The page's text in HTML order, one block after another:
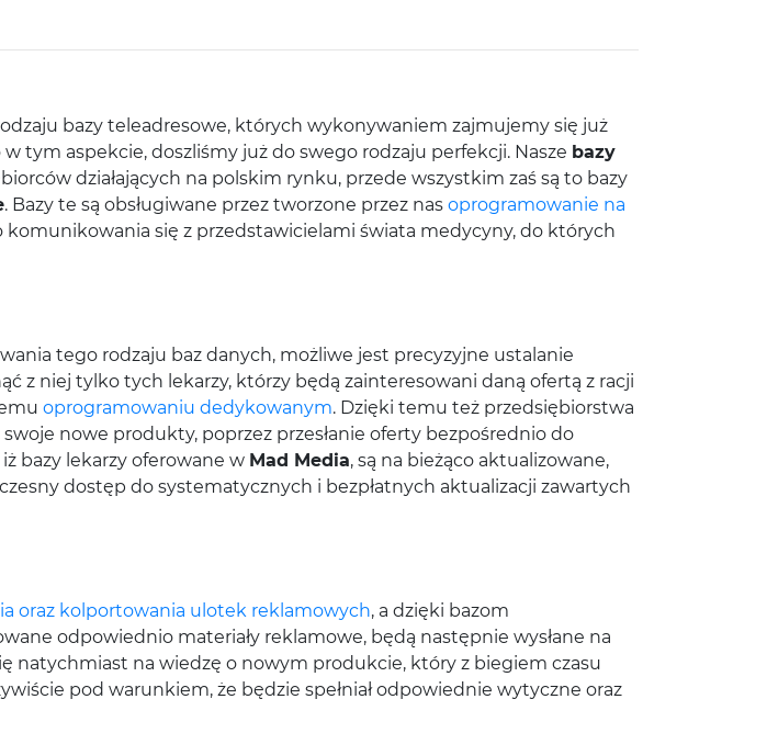
bazy teleadresowe, których wykonywaniem zajmujemy się już
tym aspekcie, doszliśmy już do swego rodzaju perfekcji. Nasze bazy
działających na polskim rynku, przede wszystkim zaś są to bazy
. Bazy te są obsługiwane przez tworzone przez nas oprogramowanie na
się z przedstawicielami świata medycyny, do których
tego rodzaju baz danych, możliwe jest precyzyjne ustalanie
z niej tylko tych lekarzy, którzy będą zainteresowani daną ofertą z racji
oprogramowaniu dedykowanym. Dzięki temu też przedsiębiorstwa
nowe produkty, poprzez przesłanie oferty bezpośrednio do
bazy lekarzy oferowane w Mad Media, są na bieżąco aktualizowane,
dostęp do systematycznych i bezpłatnych aktualizacji zawartych
oraz kolportowania ulotek reklamowych, a dzięki bazom
odpowiednio materiały reklamowe, będą następnie wysłane na
natychmiast na wiedzę o nowym produkcie, który z biegiem czasu
pod warunkiem, że będzie spełniał odpowiednie wytyczne oraz